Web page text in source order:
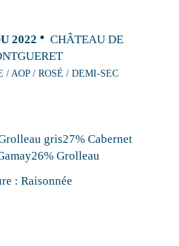
2022
CHÂTEAU DE
AOP / ROSÉ / DEMI-SEC
gris27% Cabernet
Grolleau
: Raisonnée